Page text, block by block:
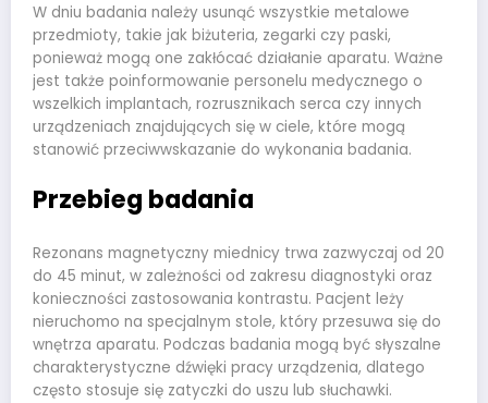
W dniu badania należy usunąć wszystkie metalowe
przedmioty, takie jak biżuteria, zegarki czy paski,
ponieważ mogą one zakłócać działanie aparatu. Ważne
jest także poinformowanie personelu medycznego o
wszelkich implantach, rozrusznikach serca czy innych
urządzeniach znajdujących się w ciele, które mogą
stanowić przeciwwskazanie do wykonania badania.
Przebieg badania
Rezonans magnetyczny miednicy trwa zazwyczaj od 20
do 45 minut, w zależności od zakresu diagnostyki oraz
konieczności zastosowania kontrastu. Pacjent leży
nieruchomo na specjalnym stole, który przesuwa się do
wnętrza aparatu. Podczas badania mogą być słyszalne
charakterystyczne dźwięki pracy urządzenia, dlatego
często stosuje się zatyczki do uszu lub słuchawki.